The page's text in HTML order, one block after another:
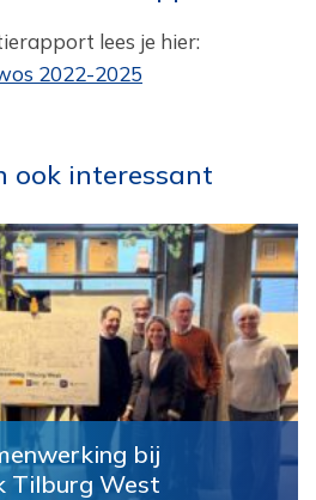
rapport lees je hier:
2022-2025
ook interessant
bij
Tilburg West